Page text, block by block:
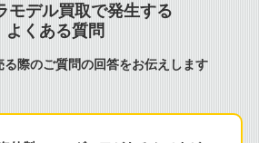
モデル買取で発生する
よくある質問
る際のご質問の回答をお伝えします